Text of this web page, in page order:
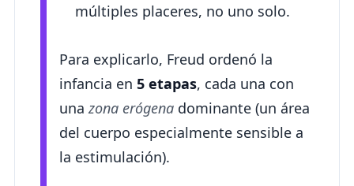
múltiples placeres, no uno solo.
Para explicarlo, Freud ordenó la
infancia en 5 etapas, cada una con
una zona erógena dominante (un área
del cuerpo especialmente sensible a
la estimulación).